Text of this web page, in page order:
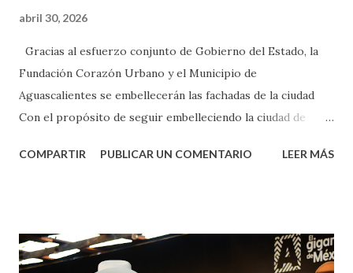
abril 30, 2026
Gracias al esfuerzo conjunto de Gobierno del Estado, la
Fundación Corazón Urbano y el Municipio de
Aguascalientes se embellecerán las fachadas de la ciudad
Con el propósito de seguir embelleciendo la ciudad de
municipal, Leo Montañez dio inicio al programa
Corazón Urbano y el Municipio capital. Leo Montañez
COMPARTIR PUBLICAR UN COMENTARIO LEER MÁS